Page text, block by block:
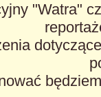
"Watra"